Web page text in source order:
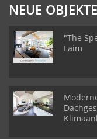
NEUE OBJEKTE
"The
Laim